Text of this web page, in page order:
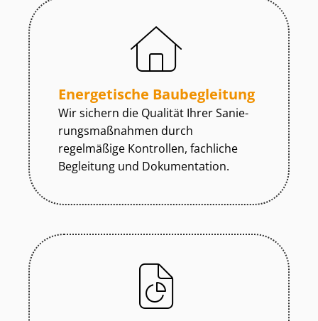
Energetische Baubegleitung
Wir sichern die Qualität Ihrer Sa­nie­
rungs­maß­nah­men durch
regelmäßige Kontrollen, fachliche
Begleitung und Dokumentation.